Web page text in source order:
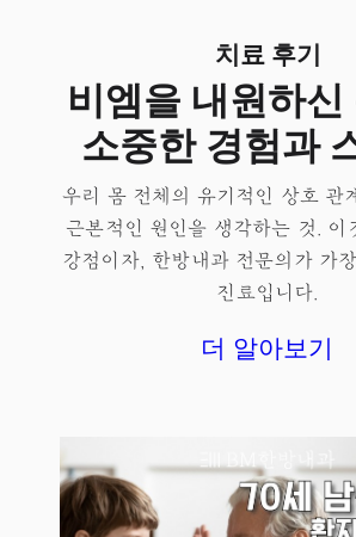
치료 후기
비엠을 내원하신
소중한 경험과
우리 몸 전체의 유기적인 상호 관
근본적인 원인을 생각하는 것. 이
강점이자, 한방내과 전문의가 가
진료입니다.
더 알아보기